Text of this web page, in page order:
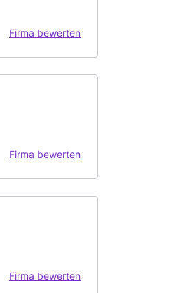
Firma bewerten
Firma bewerten
Firma bewerten